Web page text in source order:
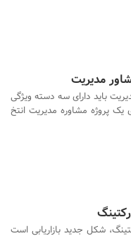
مدیریت
باید دارای سه دسته ویژگی
یک پروژه مشاوره مدیریت انتخ
شکل جدید بازاریابی است